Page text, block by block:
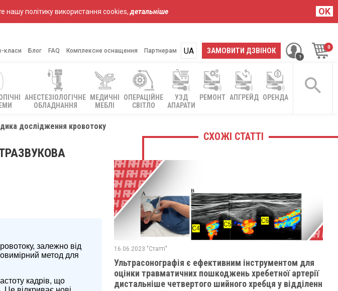
нашу політику використання cookies,детальніше OK
класи Блог FAQ Комплексне оснащення Партнерам ЗАМОВИТИ ДЗВІНОК
UA
RU
АНЕСТЕЗІОЛОГІЧНЕ
ОБЛАДНАННЯ
МЕДИЧНІ
МЕБЛІ
ОПЕРАЦІЙНЕ
СВІТЛО
УЗД
АПАРАТИ
РЕМОНТ АПГРЕЙД ОРЕНДА
дослідження кровотоку
залежно від
метод для
кадрів, що
СХОЖІ СТАТТІ
16.06.2023 "Статті"
Ультрасонографія є ефективним інструментом для
оцінки травматичних пошкоджень хребетної артерії
дистальніше четвертого шийного хребця у відділенні